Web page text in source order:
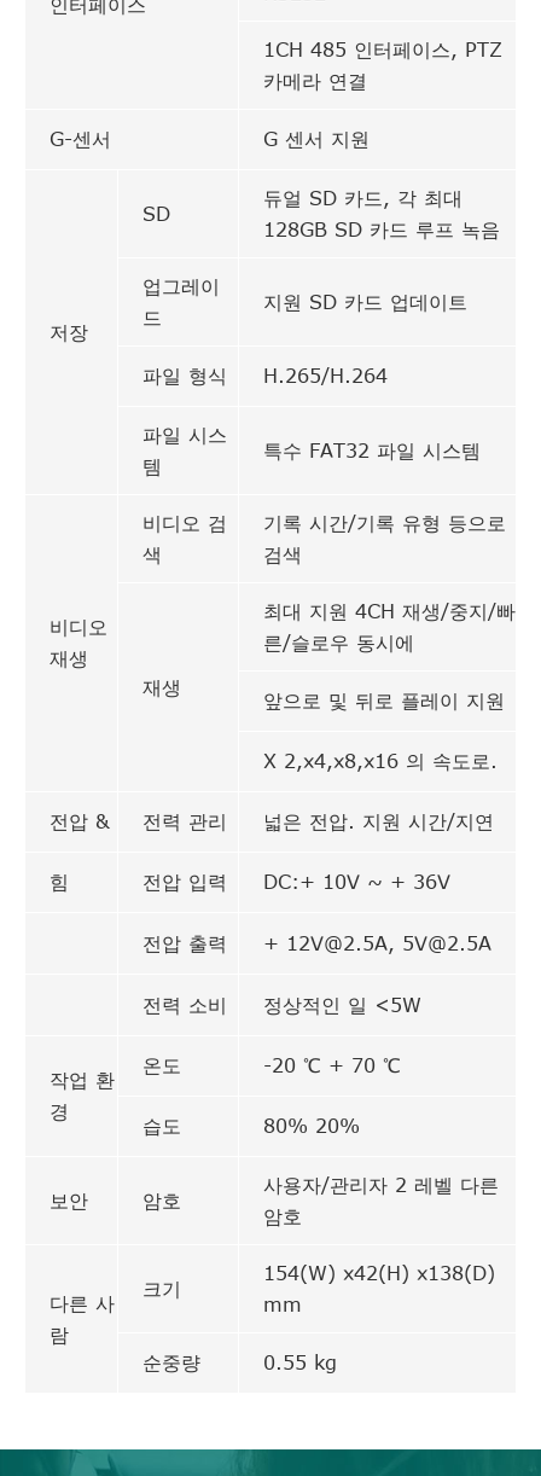
인터페이스
1CH 485 인터페이스, PTZ
카메라 연결
G-센서 G 센서 지원
저장
SD
듀얼 SD 카드, 각 최대
128GB SD 카드 루프 녹음
업그레이
드
지원 SD 카드 업데이트
파일 형식 H.265/H.264
파일 시스
템
특수 FAT32 파일 시스템
비디오
재생
비디오 검
색
기록 시간/기록 유형 등으로
검색
재생
최대 지원 4CH 재생/중지/빠
른/슬로우 동시에
앞으로 및 뒤로 플레이 지원
X 2,x4,x8,x16 의 속도로.
전압 & 전력 관리 넓은 전압. 지원 시간/지연
힘 전압 입력 DC:+ 10V ~ + 36V
전압 출력 + 12V@2.5A, 5V@2.5A
전력 소비 정상적인 일 <5W
작업 환
경
온도 -20 ℃ + 70 ℃
습도 80% 20%
보안 암호
사용자/관리자 2 레벨 다른
암호
다른 사
람
크기
154(W) x42(H) x138(D)
mm
순중량 0.55 kg